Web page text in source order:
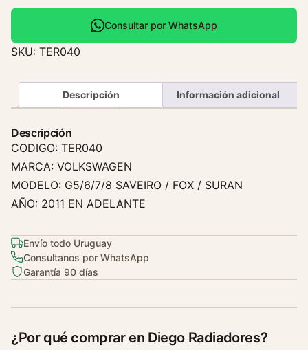
r
o
s
t
G
o
l
G
5
g
o
l
,
/
Consultar por WhatsApp
SKU: TER040
Descripción Información adicional
Descripción
CODIGO: TER040
MARCA: VOLKSWAGEN
MODELO: G5/6/7/8 SAVEIRO / FOX / SURAN
AÑO: 2011 EN ADELANTE
Envío todo Uruguay
Consultanos por WhatsApp
Garantía 90 días
¿Por qué comprar en Diego Radiadores?